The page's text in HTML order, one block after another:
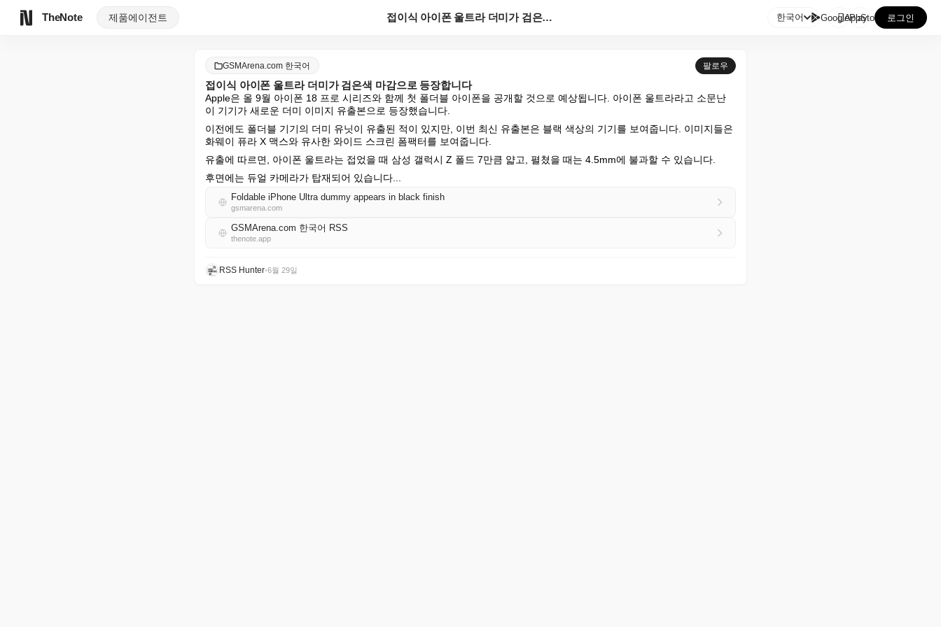
TheNote 제품에이전트 접이식 아이폰 울트라 더미가 검은색 마감으로 등장합니다 한국어 GooglePlay
AppStore 로그인
GSMArena.com 한국어 팔로우
접이식 아이폰 울트라 더미가 검은색 마감으로 등장합니다
Apple은 올 9월 아이폰 18 프로 시리즈와 함께 첫 폴더블 아이폰을 공개할 것으로 예상됩니다. 아이폰 울트라라고 소문난
이 기기가 새로운 더미 이미지 유출본으로 등장했습니다.
이전에도 폴더블 기기의 더미 유닛이 유출된 적이 있지만, 이번 최신 유출본은 블랙 색상의 기기를 보여줍니다. 이미지들은
화웨이 퓨라 X 맥스와 유사한 와이드 스크린 폼팩터를 보여줍니다.
유출에 따르면, 아이폰 울트라는 접었을 때 삼성 갤럭시 Z 폴드 7만큼 얇고, 펼쳤을 때는 4.5mm에 불과할 수 있습니다.
후면에는 듀얼 카메라가 탑재되어 있습니다...
Foldable iPhone Ultra dummy appears in black finish
gsmarena.com
GSMArena.com 한국어 RSS
thenote.app
RSS Hunter•6월 29일